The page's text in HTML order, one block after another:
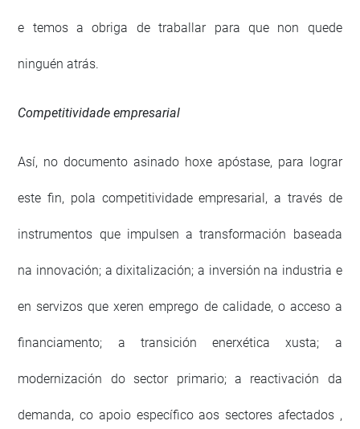
e temos a obriga de traballar para que non quede
ninguén atrás.
Competitividade empresarial
Así, no documento asinado hoxe apóstase, para lograr
este fin, pola competitividade empresarial, a través de
instrumentos que impulsen a transformación baseada
na innovación; a dixitalización; a inversión na industria e
en servizos que xeren emprego de calidade, o acceso a
financiamento; a transición enerxética xusta; a
modernización do sector primario; a reactivación da
demanda, co apoio específico aos sectores afectados ,